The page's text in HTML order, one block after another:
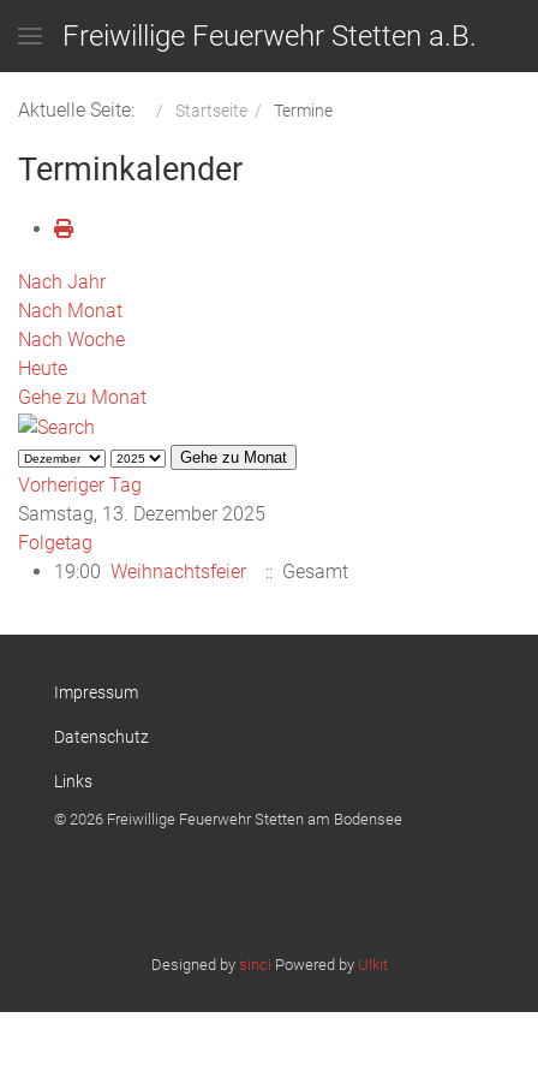
Freiwillige Feuerwehr Stetten a.B.
Aktuelle Seite: Startseite Termine
Terminkalender
Nach Jahr
Nach Monat
Nach Woche
Heute
Gehe zu Monat
Gehe zu Monat
Vorheriger Tag
Samstag, 13. Dezember 2025
Folgetag
19:00 Weihnachtsfeier :: Gesamt
Impressum
Datenschutz
Links
© 2026 Freiwillige Feuerwehr Stetten am Bodensee
Designed by sinci Powered by Ulkit